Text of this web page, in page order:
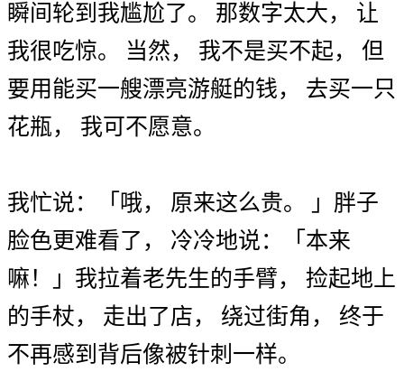
瞬间 轮到 我尴尬了。 那数字太大，
让
我很吃惊。 当然， 我不是买不起，
但
要用能买一艘漂亮游艇的钱， 去买一只
花瓶， 我可不愿意。
我忙说： 「 哦， 原来这么贵。 」 胖子
脸色更难看了 ， 冷冷地说： 「 本来
嘛！ 」 我拉着老先生的手臂， 捡起地上
的手杖， 走出了店， 绕过街角 ，
终于
不再感到 背后像被针刺 一样。